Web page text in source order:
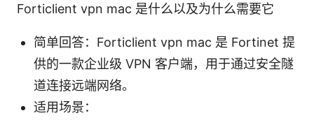
Forticlient vpn mac 是什么以及为什么需要它
简单回答：Forticlient vpn mac 是 Fortinet 提
供的一款企业级 VPN 客户端，用于通过安全隧
道连接远端网络。
适用场景：